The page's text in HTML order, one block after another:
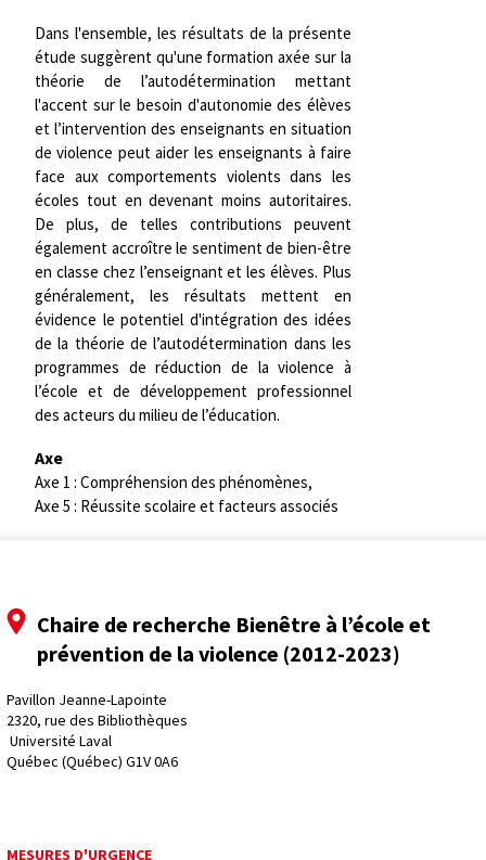
Dans l'ensemble, les résultats de la présente
étude suggèrent qu'une formation axée sur la
théorie de l’autodétermination mettant
l'accent sur le besoin d'autonomie des élèves
et l’intervention des enseignants en situation
de violence peut aider les enseignants à faire
face aux comportements violents dans les
écoles tout en devenant moins autoritaires.
De plus, de telles contributions peuvent
également accroître le sentiment de bien-être
en classe chez l’enseignant et les élèves. Plus
généralement, les résultats mettent en
évidence le potentiel d'intégration des idées
de la théorie de l’autodétermination dans les
programmes de réduction de la violence à
l’école et de développement professionnel
des acteurs du milieu de l’éducation.
Axe
Axe 1 : Compréhension des phénomènes,
Axe 5 : Réussite scolaire et facteurs associés
Chaire de recherche Bienêtre à l’école et
prévention de la violence (2012-2023)
Pavillon Jeanne-Lapointe
2320, rue des Bibliothèques
Université Laval
Québec (Québec) G1V 0A6
MESURES D'URGENCE